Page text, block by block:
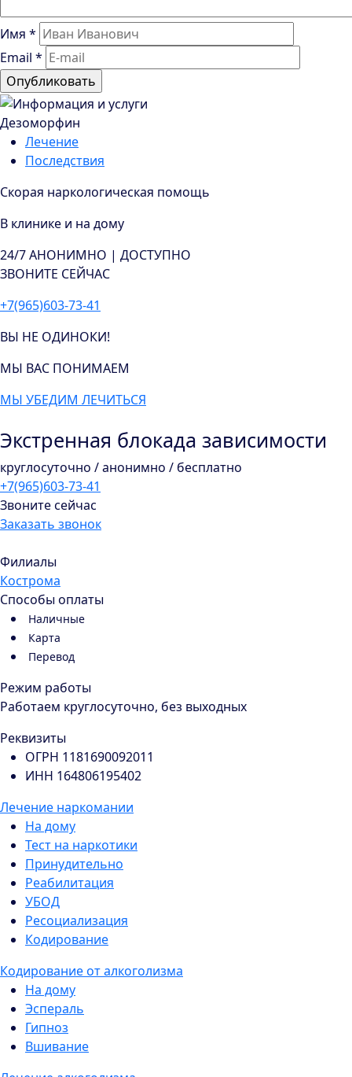
Имя *
Email *
Дезоморфин
Лечение
Последствия
Скорая наркологическая помощь
В клинике и на дому
24/7АНОНИМНО | ДОСТУПНО
ЗВОНИТЕ СЕЙЧАС
+7(965)603-73-41
ВЫ НЕ ОДИНОКИ!
МЫ ВАС ПОНИМАЕМ
МЫ УБЕДИМ ЛЕЧИТЬСЯ
Экстренная блокада зависимости
круглосуточно / анонимно / бесплатно
+7(965)603-73-41
Звоните сейчас
Заказать звонок
Филиалы
Кострома
Способы оплаты
Наличные
Карта
Перевод
Режим работы
Работаем круглосуточно, без выходных
Реквизиты
ОГРН 1181690092011
ИНН 164806195402
Лечение наркомании
На дому
Тест на наркотики
Принудительно
Реабилитация
УБОД
Ресоциализация
Кодирование
Кодирование от алкоголизма
На дому
Эспераль
Гипноз
Вшивание